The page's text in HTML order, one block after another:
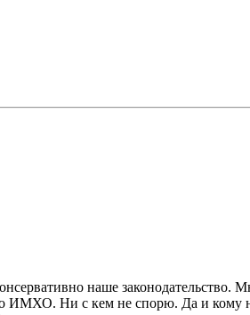
наше
ИМХО. Ни с кем не спорю. Да и кому